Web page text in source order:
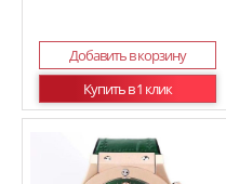
Добавить в корзину
Купить в 1 клик